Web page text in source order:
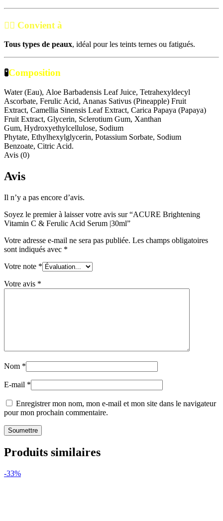
💁‍♀️ Convient à
Tous types de peaux, idéal pour les teints ternes ou fatigués.
🧪Composition
Water (Eau), Aloe Barbadensis Leaf Juice, Tetrahexyldecyl
Ascorbate, Ferulic Acid, Ananas Sativus (Pineapple) Fruit
Extract, Camellia Sinensis Leaf Extract, Carica Papaya (Papaya)
Fruit Extract, Glycerin, Sclerotium Gum, Xanthan
Gum, Hydroxyethylcellulose, Sodium
Phytate, Ethylhexylglycerin, Potassium Sorbate, Sodium
Benzoate, Citric Acid.
Avis (0)
Avis
Il n’y a pas encore d’avis.
Soyez le premier à laisser votre avis sur “ACURE Brightening
Vitamin C & Ferulic Acid Serum |30ml”
Votre adresse e-mail ne sera pas publiée. Les champs obligatoires
sont indiqués avec *
Votre note *
Votre avis *
Nom *
E-mail *
Enregistrer mon nom, mon e-mail et mon site dans le navigateur
pour mon prochain commentaire.
Produits similaires
-33%